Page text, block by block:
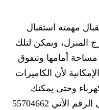
مهمته استقبال
المنزل، ويمكن لتلك
أمامها وتتفوق
لأن الكاميرات
وحتى يمكنك
الحصول عليها يمكنك الاتصال على الرقم الآتي 55704662